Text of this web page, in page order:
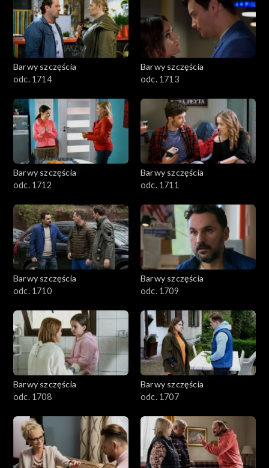
Barwy szczęścia
odc. 1714
Barwy szczęścia
odc. 1713
Barwy szczęścia
odc. 1712
Barwy szczęścia
odc. 1711
Barwy szczęścia
odc. 1710
Barwy szczęścia
odc. 1709
Barwy szczęścia
odc. 1708
Barwy szczęścia
odc. 1707